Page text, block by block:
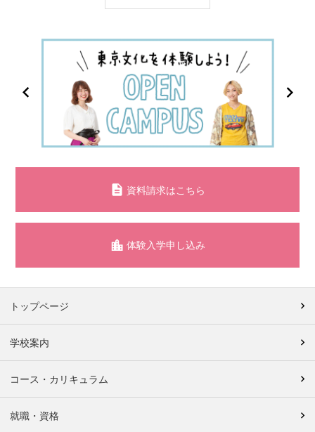
資料請求はこちら
体験入学申し込み
トップページ
学校案内
コース・カリキュラム
就職・資格